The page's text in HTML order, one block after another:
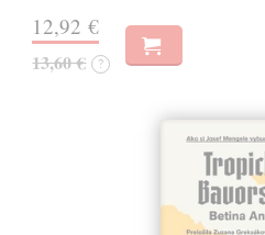
12,92 €
13,60 € ?